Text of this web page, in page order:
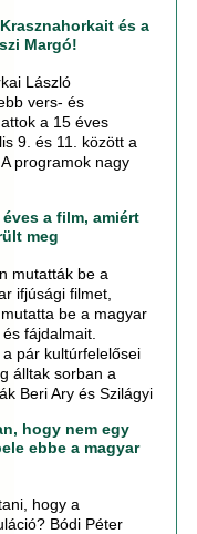
és a
Margó!
László
vers- és
a 15 éves
9. és 11. között a
programok nagy
a film, amiért
meg
mutatták be a
ifjúsági filmet,
be a magyar
fájdalmait.
pár kultúrfelelősei
álltak sorban a
Beri Ary és Szilágyi
hogy nem egy
ebbe a magyar
hogy a
Bódi Péter